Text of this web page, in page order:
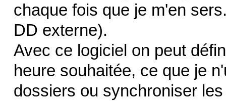
chaque fois que je m'en
DD externe).
Avec ce logiciel on peut
heure souhaitée, ce que je
dossiers ou synchroniser